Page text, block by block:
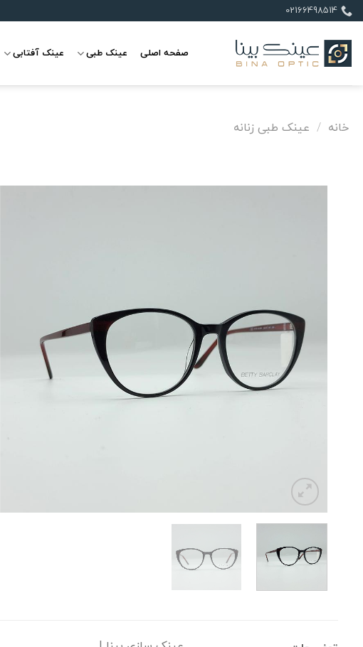
Skip
to
content
02166498514
صفحه اصلی عینک طبی عینک آفتابی
خانه / عینک طبی زنانه